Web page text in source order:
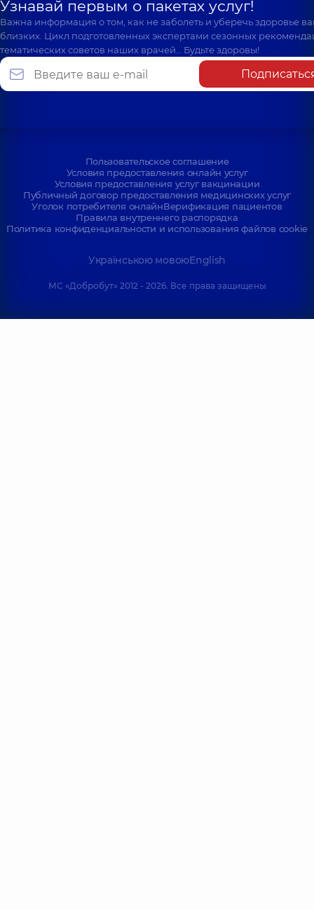
Узнавай первым о пакетах услуг!
Важна информация о том, как не заболеть и уберечь здоровье
близких. Цикл подготовленных экспертами сезонных
тематических советов наших врачей… Будьте здоровы!
Пользовательское соглашение
Условия предоставления онлайн услуг
Условия предоставления услуг вакцинации
Публичный договор предоставления медицинских услуг
Уголок потребителя онлайнВерификация пациентов
Правила внутреннего распорядка
Политика конфиденциальности и использования файлов cookie
Українською мовоюEnglish
МС «Добробут» 2012 - 2026. Все права защищены